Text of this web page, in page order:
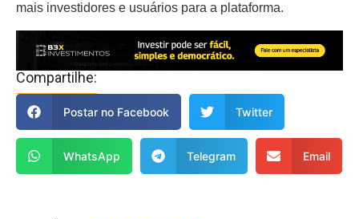
mais investidores e usuários para a plataforma.
Compartilhe:
Postar no Facebook Twitter
WhatsApp Telegram Email